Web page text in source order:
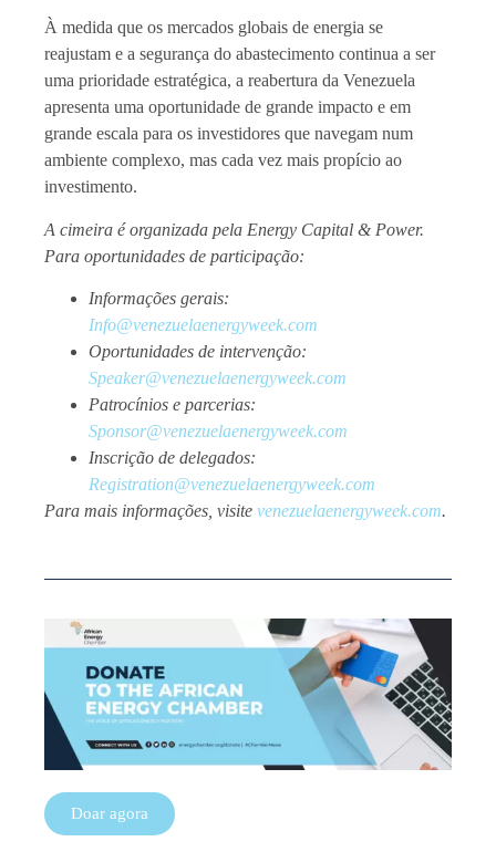
À medida que os mercados globais de energia se
reajustam e a segurança do abastecimento continua a ser
uma prioridade estratégica, a reabertura da Venezuela
apresenta uma oportunidade de grande impacto e em
grande escala para os investidores que navegam num
ambiente complexo, mas cada vez mais propício ao
investimento.
A cimeira é organizada pela Energy Capital & Power.
Para oportunidades de participação:
Informações gerais:
Info@venezuelaenergyweek.com
Oportunidades de intervenção:
Speaker@venezuelaenergyweek.com
Patrocínios e parcerias:
Sponsor@venezuelaenergyweek.com
Inscrição de delegados:
Registration@venezuelaenergyweek.com
Para mais informações, visite venezuelaenergyweek.com.
Doar agora